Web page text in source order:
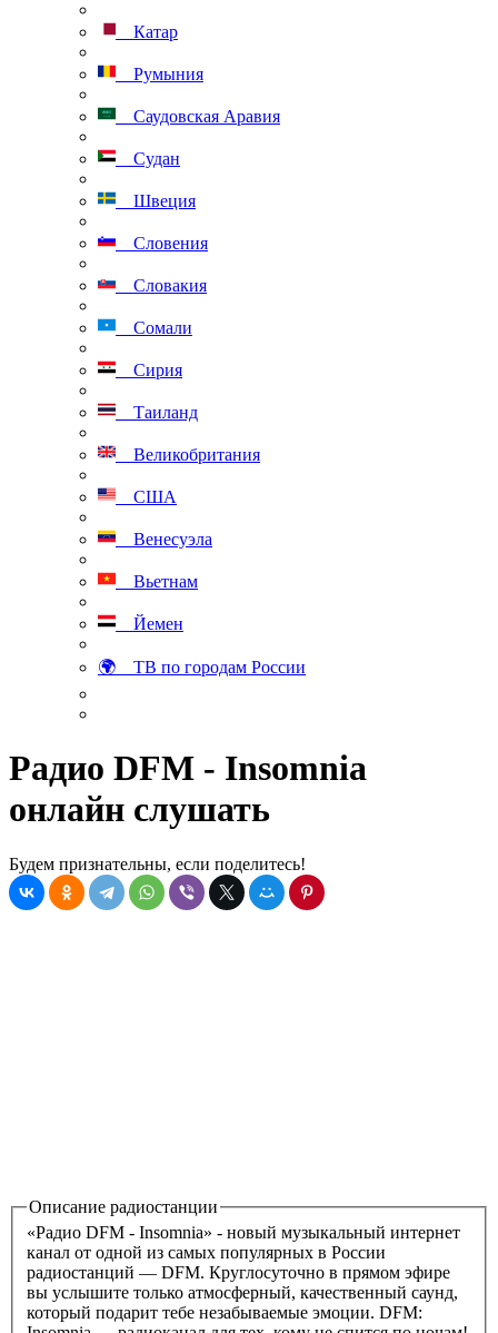
Катар
Румыния
Саудовская Аравия
Судан
Швеция
Словения
Словакия
Сомали
Сирия
Таиланд
Великобритания
США
Венесуэла
Вьетнам
Йемен
🌍 ТВ по городам России
Радио DFM - Insomnia
онлайн слушать
Будем признательны, если поделитесь!
Описание радиостанции
«Радио DFM - Insomnia» - новый музыкальный интернет
канал от одной из самых популярных в России
радиостанций — DFM. Круглосуточно в прямом эфире
вы услышите только атмосферный, качественный саунд,
который подарит тебе незабываемые эмоции. DFM: